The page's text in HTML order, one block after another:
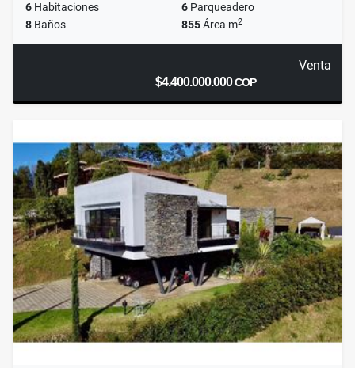
6 Habitaciones 6 Parqueadero
8 Baños 855Área m2
Venta
$4.400.000.000COP